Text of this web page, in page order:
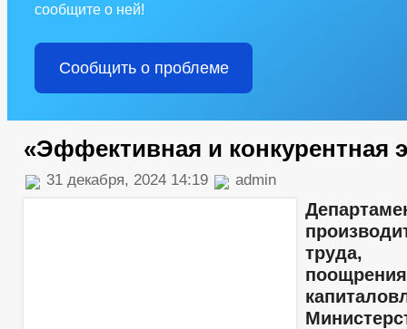
сообщите о ней!
Сообщить о проблеме
«Эффективная и конкурентная
31 декабря, 2024 14:19 admin
труда,
поощрения